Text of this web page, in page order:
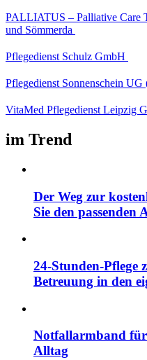
PALLIATUS – Palliative Care
und Sömmerda
Pflegedienst Schulz GmbH
Pflegedienst Sonnenschein UG
VitaMed Pflegedienst Leipzig
im Trend
Der Weg zur
Sie den passenden
24-Stunden-Pflege
Betreuung in den
Notfallarmband für
Alltag